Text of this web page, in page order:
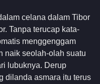
celana dalam Tibor
Tanpa terucap kata-
menggenggam
naik seolah-olah suatu
lubuknya. Derup
dilanda asmara itu terus